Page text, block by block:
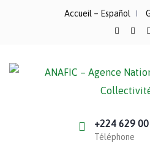
Accueil – Español
+224 629
Téléphone